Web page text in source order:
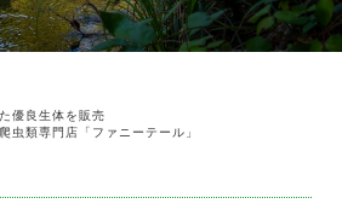
優良生体を販売
虫類専門店「ファニーテール」